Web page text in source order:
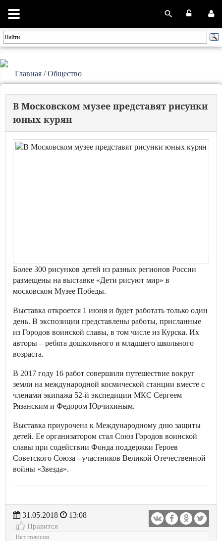
Главная /Общество
В Московском музее представят рисунки
юных курян
Более 300 рисунков детей из разных регионов России
размещены на выставке «Дети рисуют мир» в
московском Музее Победы.
Выставка откроется 1 июня и будет работать только один
день. В экспозиции представлены работы, присланные
из Городов воинской славы, в том числе из Курска. Их
авторы – ребята дошкольного и младшего школьного
возраста.
В 2017 году 16 работ совершили путешествие вокруг
земли на международной космической станции вместе с
членами экипажа 52-й экспедиции МКС Сергеем
Рязанским и Федором Юрчихиным.
Выставка приурочена к Международному дню защиты
детей. Ее организатором стал Союз Городов воинской
славы при содействии Фонда поддержки Героев
Советского Союза - участников Великой Отечественной
войны «Звезда».
31.05.2018
13:08
Нравится
Нет голосов